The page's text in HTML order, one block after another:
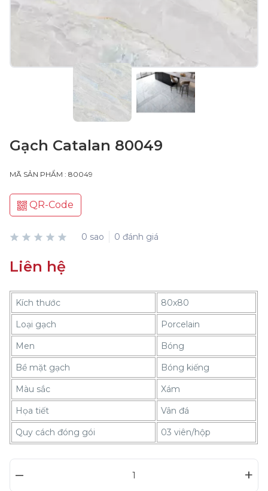
Gạch Catalan 80049
MÃ SẢN PHẨM : 80049
QR-Code
0 sao 0 đánh giá
Liên hệ
Kích thước
80x80
Loại gạch
Porcelain
Men
Bóng
Bề mặt gạch
Bóng kiếng
Màu sắc
Xám
Họa tiết
Vân đá
Quy cách đóng gói
03 viên/hộp
– +